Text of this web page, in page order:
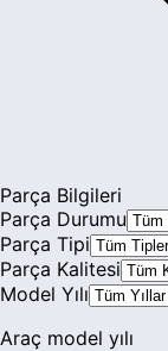
Parça Bilgileri
Parça Durumu
Parça Tipi
Parça Kalitesi
Model Yılı
Araç model yılı